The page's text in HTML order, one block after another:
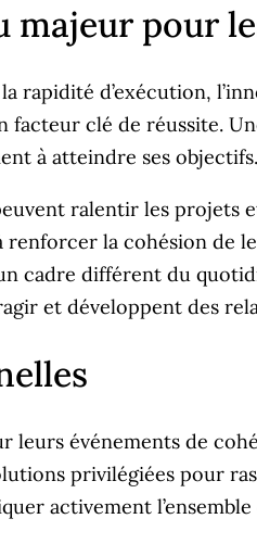
majeur pour
d’exécution,
clé de réussite.
à atteindre ses objectifs.
ralentir les projets
la cohésion de
cadre différent du
et développent des
événements de
privilégiées pour
activement